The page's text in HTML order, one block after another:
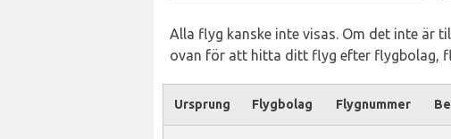
Alla flyg kanske inte visas. Om det inte är
ovan för att hitta ditt flyg efter flygbolag,
Ursprung Flygbolag Flygnummer